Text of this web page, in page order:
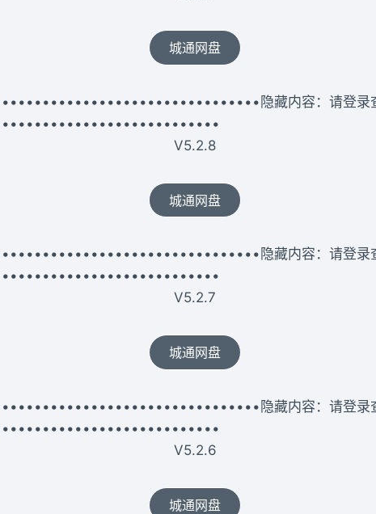
城通网盘
隐藏内容：请登录
V5.2.8
城通网盘
隐藏内容：请登录
V5.2.7
城通网盘
隐藏内容：请登录
V5.2.6
城通网盘